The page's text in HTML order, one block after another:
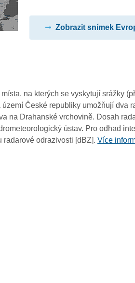
Zobrazit snímek
na kterých se vyskytují srážky
České republiky umožňují dva
na Drahanské vrchovině. Dosah
ústav. Pro odhad
radarové odrazivosti [dBZ].Více